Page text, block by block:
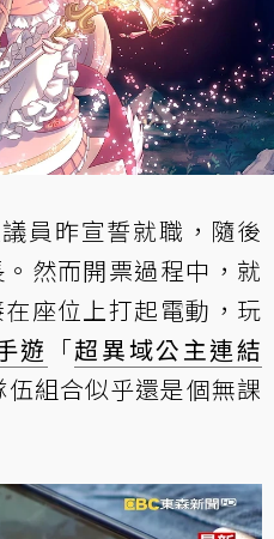
員昨宣誓就職，隨後
然而開票過程中，就
座位上打起電動，玩
遊 「超異域公主連結
組合似乎還是個無課